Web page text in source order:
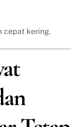
cepat kering.